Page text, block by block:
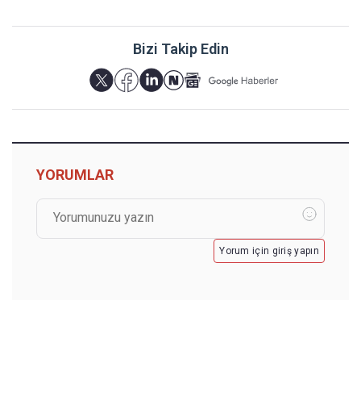
Bizi Takip Edin
YORUMLAR
Yorum için giriş yapın